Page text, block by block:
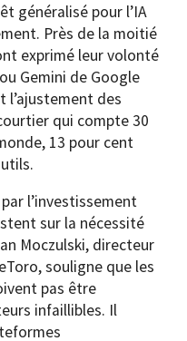
généralisé pour l’IA
Près de la moitié
exprimé leur volonté
Gemini de Google
l’ajustement des
qui compte 30
13 pour cent
l’investissement
sur la nécessité
Moczulski, directeur
souligne que les
pas être
infaillibles. Il